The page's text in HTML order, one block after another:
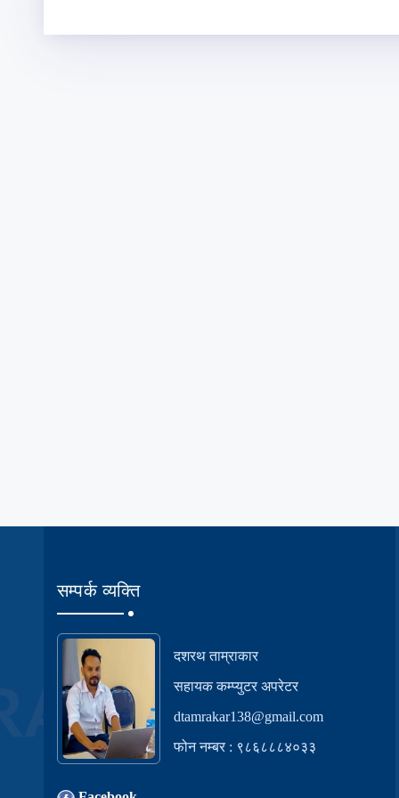
सम्पर्क व्यक्ति
दशरथ ताम्राकार
सहायक कम्प्युटर अपरेटर
dtamrakar138@gmail.com
फोन नम्बर : ९८६८८८४०३३